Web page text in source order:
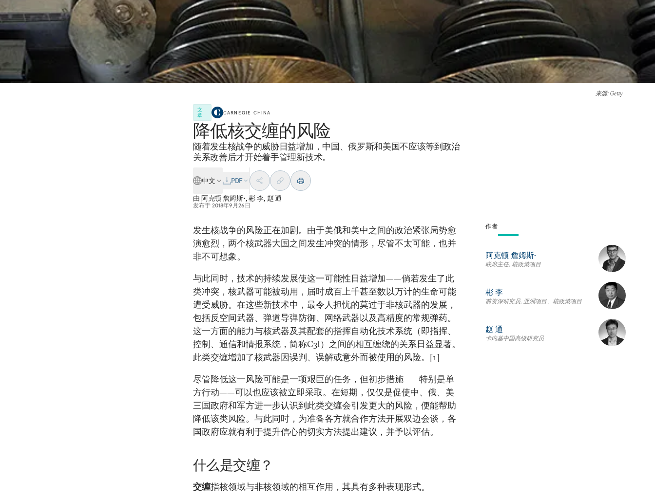
来源: Getty
文
章
CARNEGIE CHINA
降低核交缠的风险
随着发生核战争的威胁日益增加，中国、俄罗斯和美国不应该等到政治
关系改善后才开始着手管理新技术。
中文
PDF
由 阿克顿 詹姆斯•,彬 李, 赵 通
发布于 2018年9月26日
发生核战争的风险正在加剧。由于美俄和美中之间的政治紧张局势愈
演愈烈，两个核武器大国之间发生冲突的情形，尽管不太可能，也并
非不可想象。
与此同时，技术的持续发展使这一可能性日益增加——倘若发生了此
类冲突，核武器可能被动用，届时成百上千甚至数以万计的生命可能
遭受威胁。在这些新技术中，最令人担忧的莫过于非核武器的发展，
包括反空间武器、弹道导弹防御、网络武器以及高精度的常规弹药。
这一方面的能力与核武器及其配套的指挥自动化技术系统（即指挥、
控制、通信和情报系统，简称C3I）之间的相互缠绕的关系日益显著。
此类交缠增加了核武器因误判、误解或意外而被使用的风险。 [1]
尽管降低这一风险可能是一项艰巨的任务，但初步措施——特别是单
方行动——可以也应该被立即采取。在短期，仅仅是促使中、俄、美
三国政府和军方进一步认识到此类交缠会引发更大的风险，便能帮助
降低该类风险。与此同时，为准备各方就合作方法开展双边会谈，各
国政府应就有利于提升信心的切实方法提出建议，并予以评估。
什么是交缠？
交缠指核领域与非核领域的相互作用，其具有多种表现形式。
作者
阿克顿 詹姆斯•
联席主任, 核政策项目
彬 李
前资深研究员, 亚洲项目、核政策项目
赵 通
卡内基中国高级研究员